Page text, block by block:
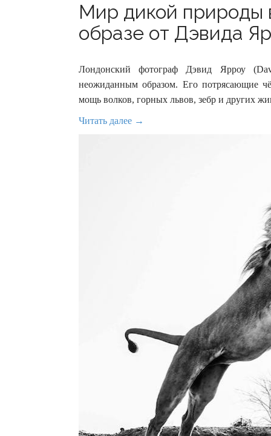
Мир дикой
образе от Дэвида
Лондонский фотограф Дэвид Ярроу
неожиданным образом. Его потрясающие
мощь волков, горных львов, зебр и других
Читать далее →